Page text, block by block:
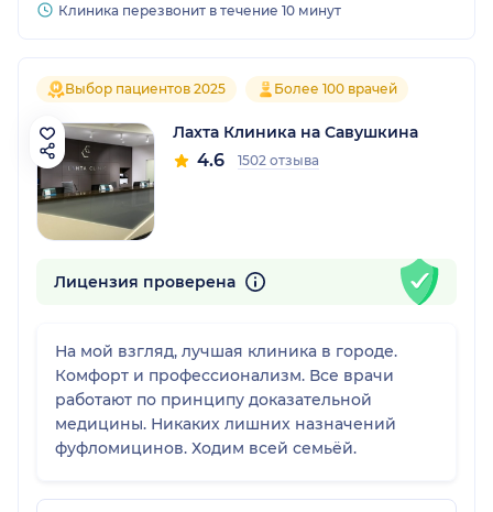
Клиника перезвонит в течение 10 минут
Выбор пациентов 2025 Более 100 врачей
Лахта Клиника на Савушкина
4.6 1502 отзыва
Лицензия проверена
На мой взгляд, лучшая клиника в городе.
Комфорт и профессионализм. Все врачи
работают по принципу доказательной
медицины. Никаких лишних назначений
фуфломицинов. Ходим всей семьёй.